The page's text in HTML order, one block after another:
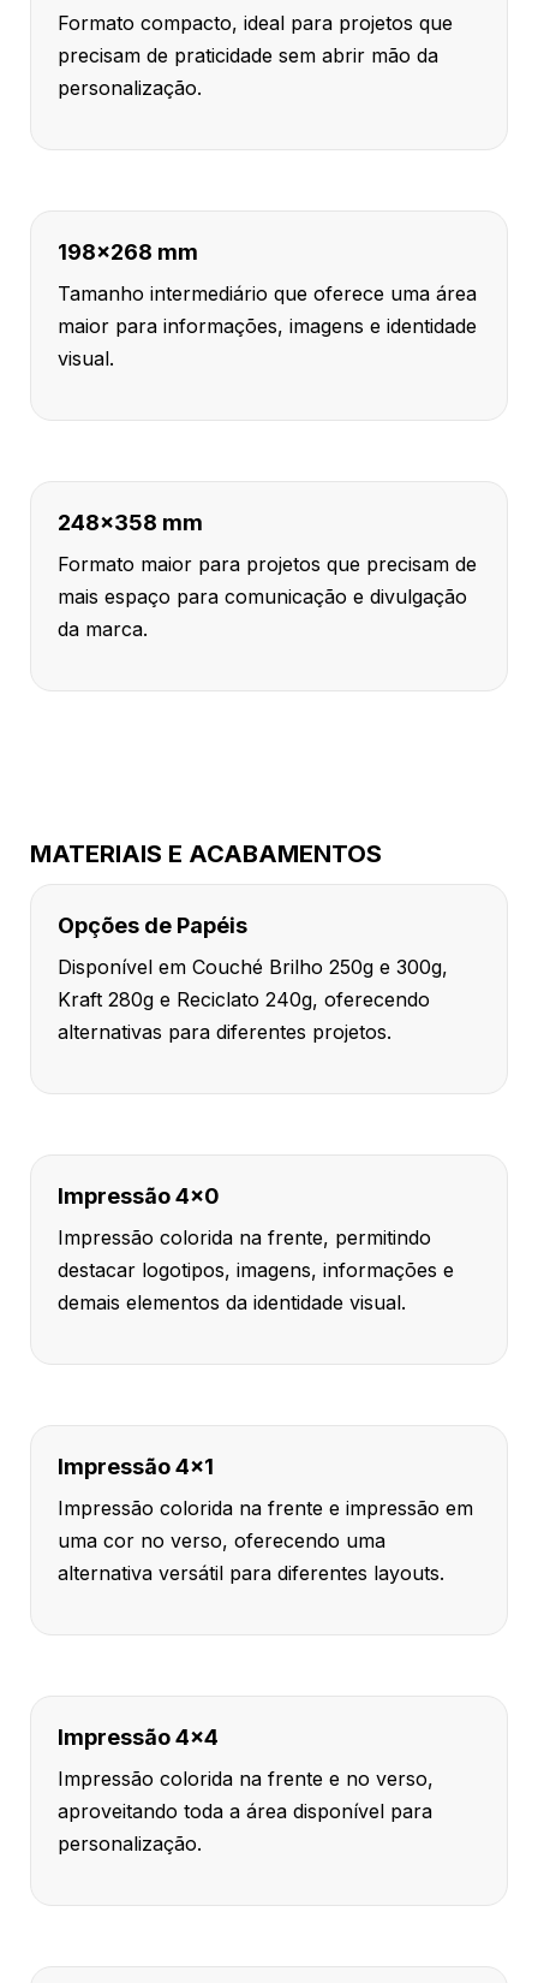
Formato compacto, ideal para projetos que
precisam de praticidade sem abrir mão da
personalização.
198x268 mm
Tamanho intermediário que oferece uma área
maior para informações, imagens e identidade
visual.
248x358 mm
Formato maior para projetos que precisam de
mais espaço para comunicação e divulgação
da marca.
MATERIAIS E ACABAMENTOS
Opções de Papéis
Disponível em Couché Brilho 250g e 300g,
Kraft 280g e Reciclato 240g, oferecendo
alternativas para diferentes projetos.
Impressão 4x0
Impressão colorida na frente, permitindo
destacar logotipos, imagens, informações e
demais elementos da identidade visual.
Impressão 4x1
Impressão colorida na frente e impressão em
uma cor no verso, oferecendo uma
alternativa versátil para diferentes layouts.
Impressão 4x4
Impressão colorida na frente e no verso,
aproveitando toda a área disponível para
personalização.